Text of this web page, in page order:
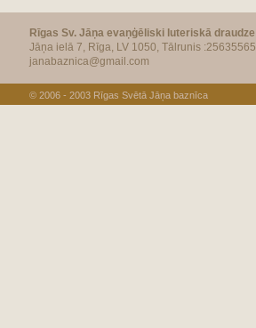
Rīgas Sv. Jāņa evaņģēliski luteriskā draudze
Jāņa ielā 7, Rīga, LV 1050, Tālrunis :25635565
janabaznica@gmail.com
© 2006 - 2003 Rīgas Svētā Jāņa baznīca